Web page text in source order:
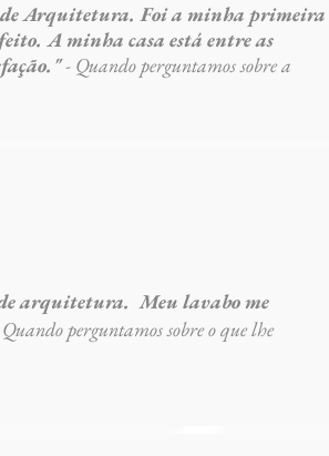
Arquitetura. Foi a minha primeira
A minha casa está entre as
- Quando perguntamos sobre a
arquitetura. Meu lavabo me
perguntamos sobre o que lhe